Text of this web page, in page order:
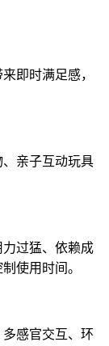
即时满足感，
亲子互动玩具
过猛、依赖成
使用时间。
感官交互、环